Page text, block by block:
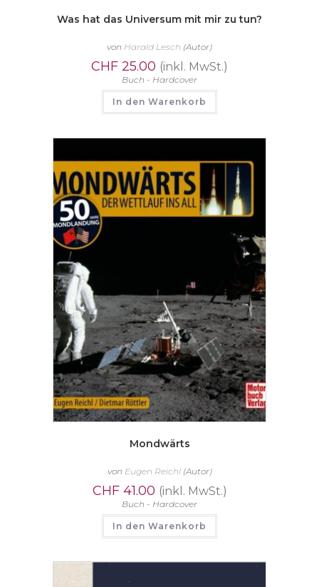
Was hat das Universum mit mir zu tun?
von Harald Lesch (Autor)
CHF 25.00 (inkl. MwSt.)
Buch - Hardcover
In den Warenkorb
Mondwärts
von Eugen Reichl(Autor)
CHF41.00 (inkl. MwSt.)
Buch - Hardcover
In den Warenkorb